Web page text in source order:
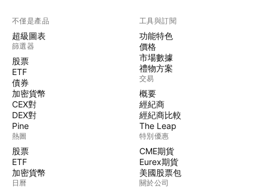
不僅是產品
超級圖表
篩選器
股票
ETF
債券
加密貨幣
CEX對
DEX對
Pine
熱圖
股票
ETF
加密貨幣
日曆
工具與訂閱
功能特色
價格
市場數據
禮物方案
交易
概要
經紀商
經紀商比較
The Leap
特別優惠
CME期貨
Eurex期貨
美國股票包
關於公司